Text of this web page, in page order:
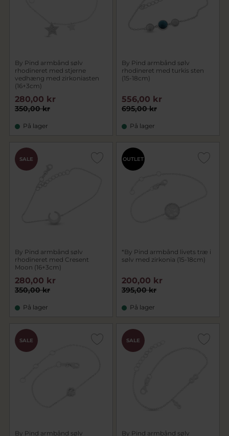
By Pind armbånd sølv
rhodineret med stjerne
vedhæng med zirkoniasten
(16+3cm)
350,00 kr
280,00 kr
På lager
By Pind armbånd sølv
rhodineret med turkis sten
(15-18cm)
695,00 kr
556,00 kr
På lager
SALE
By Pind armbånd sølv
rhodineret med Cresent
Moon (16+3cm)
350,00 kr
280,00 kr
På lager
OUTLET
*By Pind armbånd livets træ i
sølv med zirkonia (15-18cm)
395,00 kr
200,00 kr
På lager
SALE
By Pind armbånd sølv
SALE
By Pind armbånd sølv